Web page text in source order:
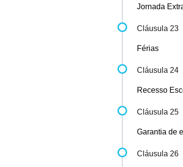
Jornada
Cláusula 23
Férias
Cláusula 24
Recesso
Cláusula 25
Garantia de
Cláusula 26